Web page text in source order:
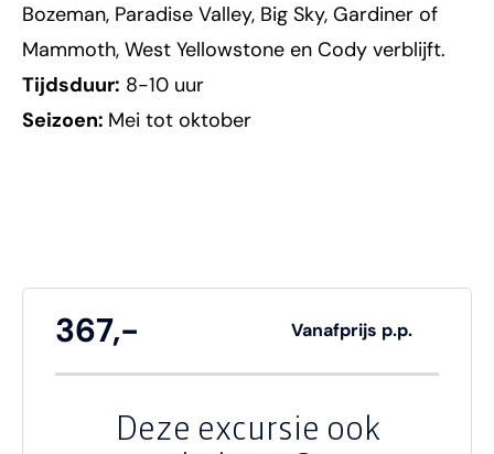
Bozeman, Paradise Valley, Big Sky, Gardiner of
Mammoth, West Yellowstone en Cody verblijft.
Tijdsduur: 8-10 uur
Seizoen: Mei tot oktober
367,- Vanafprijs p.p.
Deze excursie ook